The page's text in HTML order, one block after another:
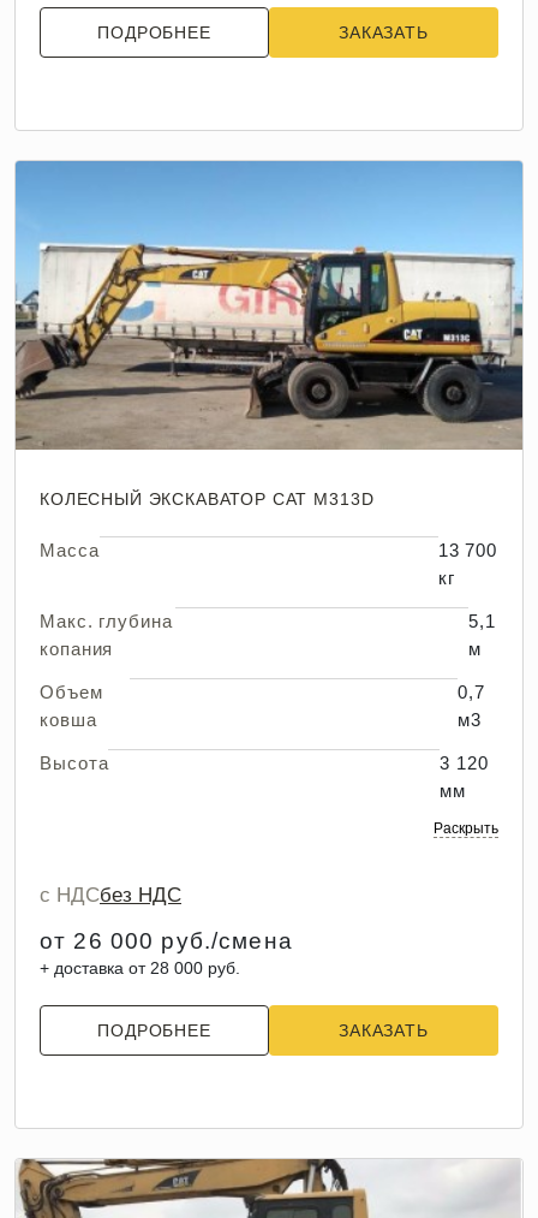
ПОДРОБНЕЕ ЗАКАЗАТЬ
КОЛЕСНЫЙ ЭКСКАВАТОР CAT M313D
Масса
13 700
кг
Макс. глубина
копания
5,1
м
Объем
ковша
0,7
м3
Высота
3 120
мм
Раскрыть
с НДСбез НДС
от 26 000 руб./смена
+ доставка от 28 000 руб.
ПОДРОБНЕЕ ЗАКАЗАТЬ